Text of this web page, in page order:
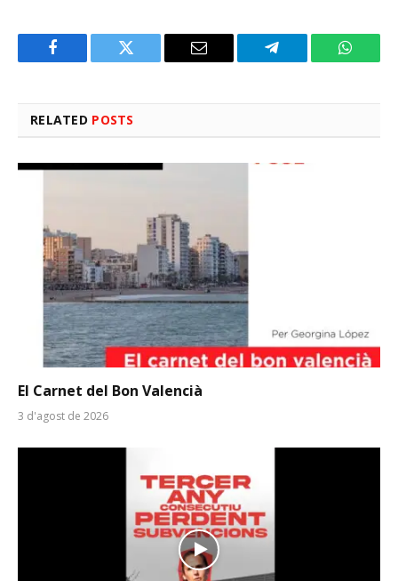
Facebook Twitter Email Telegram
RELATED POSTS
El Carnet del Bon Valencià
3 d'agost de 2026